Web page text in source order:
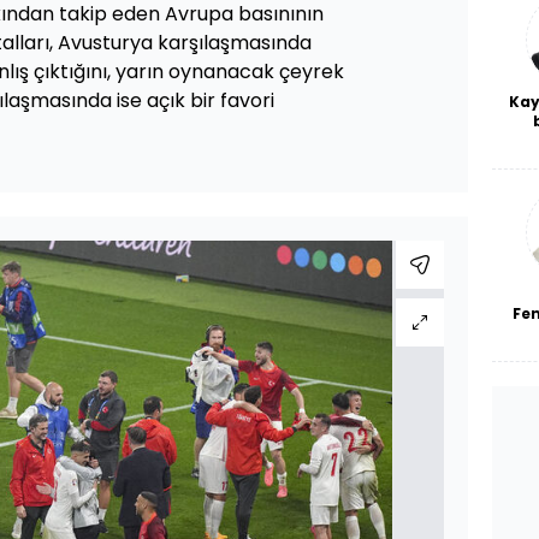
takip eden Avrupa basınının
Avusturya karşılaşmasında
çıktığını, yarın oynanacak çeyrek
ise açık bir favori